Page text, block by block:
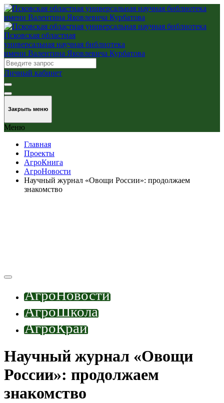
Псковская областная
универсальная научная библиотека
имени Валентина Яковлевича Курбатова
Личный кабинет
Закрыть меню
Меню
Главная
Проекты
АгроКнига
АгроНовости
Научный журнал «Овощи России»: продолжаем
знакомство
АгроНовости
АгроШкола
АгроКрай
Научный журнал «Овощи
России»: продолжаем
знакомство